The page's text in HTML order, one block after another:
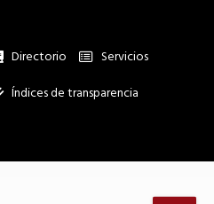
Directorio
Institucional
Servicios
Índices de transparencia